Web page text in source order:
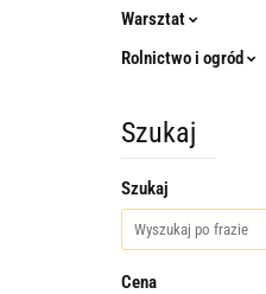
Warsztat
Rolnictwo i ogród
Szukaj
Szukaj
Cena